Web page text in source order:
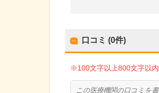
口コミ (0件)
※100文字以上800文字以